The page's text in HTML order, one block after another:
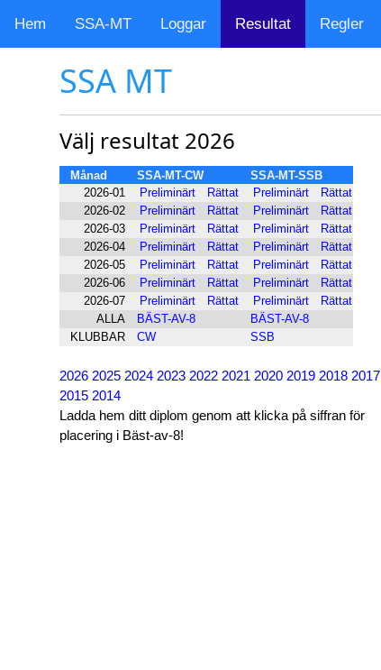
Hem SSA-MT Loggar Resultat Regler
SSA MT
Välj resultat 2026
Månad SSA-MT-CW
SSA-MT-SSB
2026-01
Preliminärt Rättat Preliminärt
Rättat
2026-02
Preliminärt Rättat Preliminärt
Rättat
2026-03
Preliminärt Rättat Preliminärt
Rättat
2026-04
Preliminärt Rättat Preliminärt
Rättat
2026-05
Preliminärt Rättat Preliminärt
Rättat
2026-06
Preliminärt Rättat Preliminärt
Rättat
2026-07
Preliminärt Rättat Preliminärt
Rättat
ALLA
BÄST-AV-8
BÄST-AV-8
KLUBBAR
CW SSB
2026 2025 2024 2023 2022 2021 2020 2019 2018 2017
2015 2014
Ladda hem ditt diplom genom att klicka på siffran för
placering i Bäst-av-8!